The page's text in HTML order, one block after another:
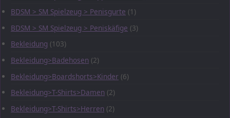
BDSM > SM Spielzeug > Penisgurte (1)
BDSM > SM Spielzeug > Peniskäfige (3)
Bekleidung (103)
Bekleidung>Badehosen (2)
Bekleidung>Boardshorts>Kinder (6)
Bekleidung>T-Shirts>Damen (2)
Bekleidung>T-Shirts>Herren (2)